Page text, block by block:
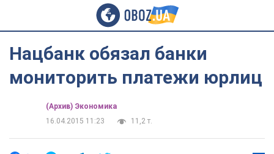
Нацбанк обязал банки
мониторить платежи юрлиц
(Архив) Экономика
16.04.2015 11:23
11,2 т.